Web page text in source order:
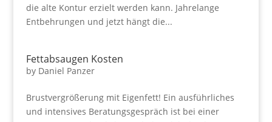
die alte Kontur erzielt werden kann. Jahrelange
Entbehrungen und jetzt hängt die...
Fettabsaugen Kosten
by Daniel Panzer
Brustvergrößerung mit Eigenfett! Ein ausführliches
und intensives Beratungsgespräch ist bei einer